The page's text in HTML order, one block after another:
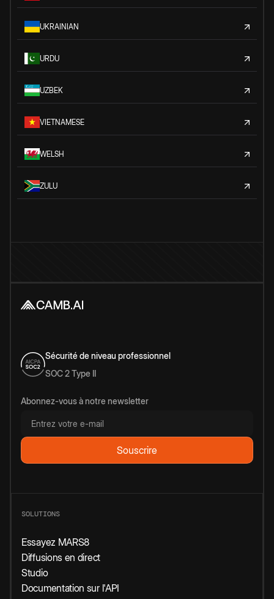
UKRAINIAN
URDU
UZBEK
VIETNAMESE
WELSH
ZULU
Sécurité de niveau professionnel
SOC 2 Type II
Abonnez-vous à notre newsletter
SOLUTIONS
Essayez MARS8
Diffusions en direct
Studio
Documentation sur l'API